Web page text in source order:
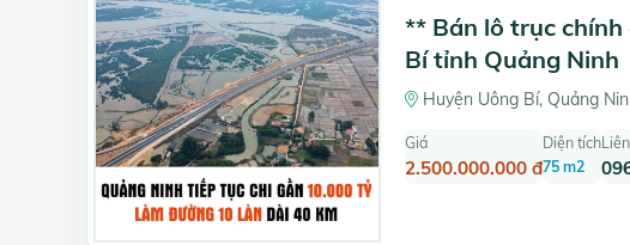
** Bán lô trục
Bí tỉnh Quảng Ninh
Huyện Uông Bí, Quảng
Giá
2.500.000.000 đ
Diện tích
75 m2